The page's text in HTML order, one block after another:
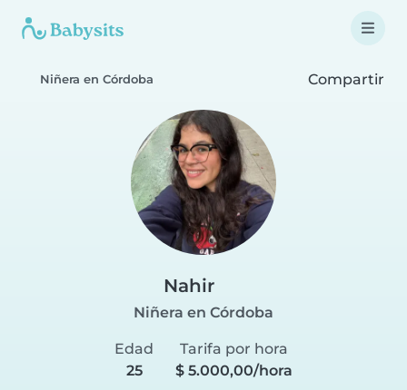
Niñera en Córdoba Compartir
Nahir
Niñera en Córdoba
Edad
25
Tarifa por hora
$ 5.000,00/hora